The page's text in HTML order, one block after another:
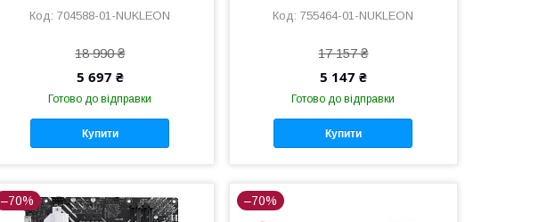
704588-01-NUKLEON
18 990 ₴
5 697 ₴
Готово до відправки
Купити
755464-01-NUKLEON
17 157 ₴
5 147 ₴
Готово до відправки
Купити
–70% –70%